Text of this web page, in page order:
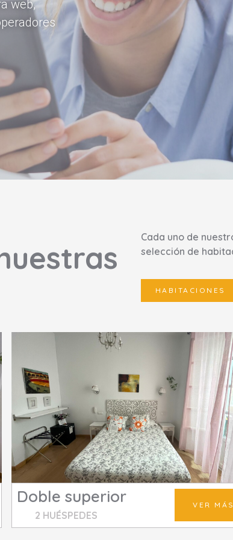
web,
Cada uno de
selección de
HABITACIONES
Doble superior
2 HUÉSPEDES
VER MÁS